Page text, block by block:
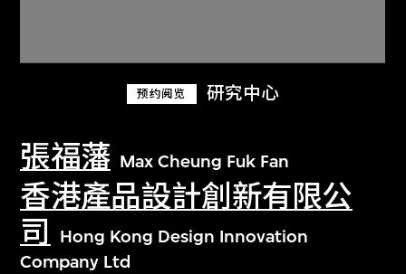
预约阅览 研究中心
張福藩 Max Cheung Fuk Fan
香港產品設計創新有限公
司
Hong Kong Design Innovation
Company Ltd
关于M+藏品
探索世界顶级的二十及二十一世纪视觉
文化藏品。